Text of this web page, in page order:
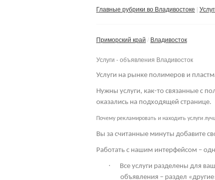
Главные рубрики во Владивостоке
Приморский край Владивосток
Услуги - объявления Владивосток
Услуги на рынке полимеров и
Нужны услуги, как-то связанные с
оказались на подходящей странице.
Почему рекламировать и находить услуги
Вы за считанные минуты добавите
Работать с нашим интерфейсом –
·
Все услуги разделены для
объявления – раздел